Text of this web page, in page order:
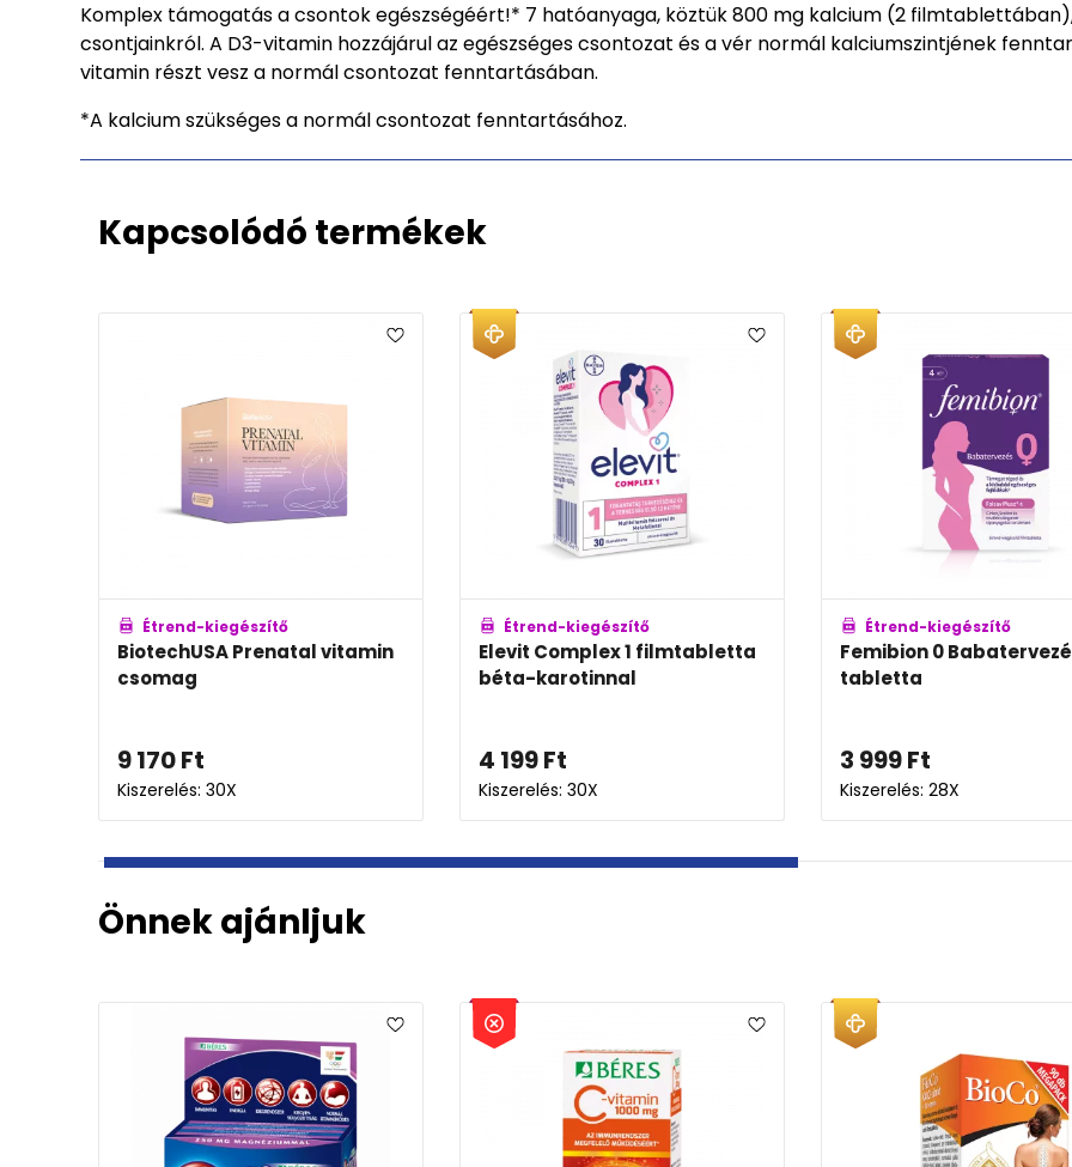
Komplex támogatás a csontok egészségéért!* 7 hatóanyaga, köztük 800 mg kalcium (2
csontjainkról. A D3-vitamin hozzájárul az egészséges csontozat és a vér normál kalciumszintjének
vitamin részt vesz a normál csontozat fenntartásában.
*A kalcium szükséges a normál csontozat fenntartásához.
Kapcsolódó termékek
Étrend-kiegészítő
BiotechUSA Prenatal vitamin
csomag
9 170Ft
Kiszerelés: 30X
Étrend-kiegészítő
Elevit Complex 1 filmtabletta
béta-karotinnal
4 199Ft
Kiszerelés: 30X
Étrend-kiegészítő
Femibion 0
tabletta
3 999Ft
Kiszerelés: 28X
Önnek ajánljuk